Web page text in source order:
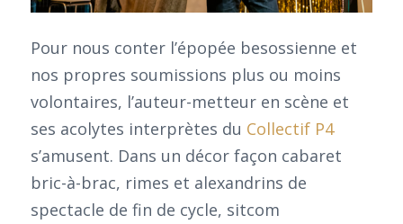
Pour nous conter l’épopée besossienne et
nos propres soumissions plus ou moins
volontaires, l’auteur-metteur en scène et
ses acolytes interprètes du Collectif P4
s’amusent. Dans un décor façon cabaret
bric-à-brac, rimes et alexandrins de
spectacle de fin de cycle, sitcom